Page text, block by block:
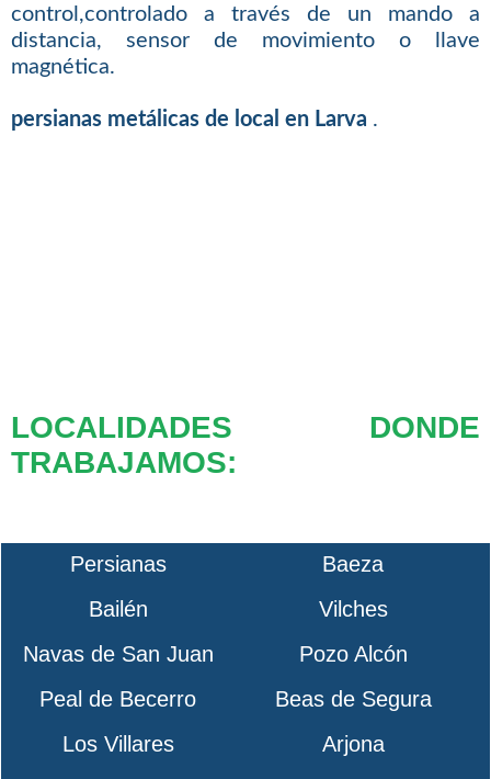
control,controlado a través de un mando a
distancia, sensor de movimiento o llave
magnética.
persianas metálicas de local en Larva .
LOCALIDADES DONDE
TRABAJAMOS:
Persianas
Baeza
Bailén
Vilches
Navas de San Juan
Pozo Alcón
Peal de Becerro
Beas de Segura
Los Villares
Arjona